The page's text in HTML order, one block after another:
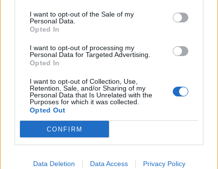
I want to opt-out of the Sale of my
Personal Data.
Opted In
I want to opt-out of processing my
Personal Data for Targeted Advertising.
Opted In
I want to opt-out of Collection, Use,
Retention, Sale, and/or Sharing of my
Personal Data that Is Unrelated with the
Purposes for which it was collected.
Opted Out
CONFIRM
Data Deletion Data Access Privacy Policy
Cinque idee per la Notte di San
Lorenzo, tra stelle cadenti e